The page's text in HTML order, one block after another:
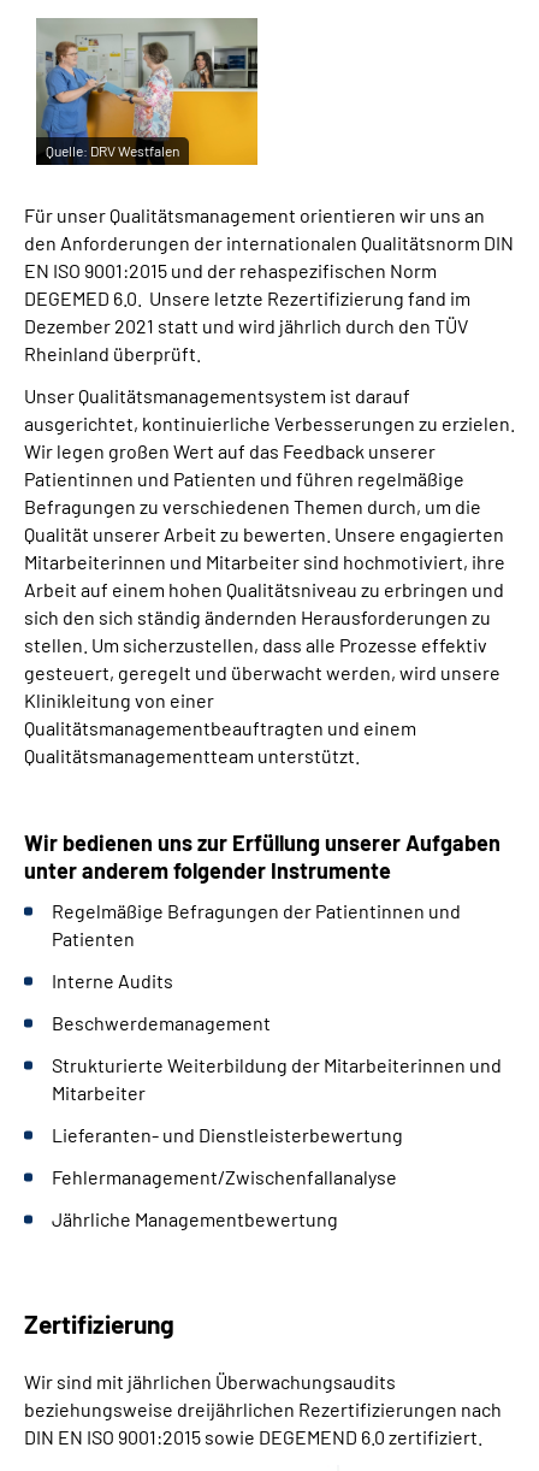
Quelle: DRV Westfalen
Für unser Qualitätsmanagement orientieren wir uns an
den Anforderungen der internationalen Qualitätsnorm DIN
EN ISO 9001:2015 und der rehaspezifischen Norm
DEGEMED 6.0. Unsere letzte Rezertifizierung fand im
Dezember 2021 statt und wird jährlich durch den TÜV
Rheinland überprüft.
Unser Qualitätsmanagementsystem ist darauf
ausgerichtet, kontinuierliche Verbesserungen zu erzielen.
Wir legen großen Wert auf das Feedback unserer
Patientinnen und Patienten und führen regelmäßige
Befragungen zu verschiedenen Themen durch, um die
Qualität unserer Arbeit zu bewerten. Unsere engagierten
Mitarbeiterinnen und Mitarbeiter sind hochmotiviert, ihre
Arbeit auf einem hohen Qualitätsniveau zu erbringen und
sich den sich ständig ändernden Herausforderungen zu
stellen. Um sicherzustellen, dass alle Prozesse effektiv
gesteuert, geregelt und überwacht werden, wird unsere
Klinikleitung von einer
Qualitätsmanagementbeauftragten und einem
Qualitätsmanagementteam unterstützt.
Wir bedienen uns zur Erfüllung unserer Aufgaben
unter anderem folgender Instrumente
Regelmäßige Befragungen der Patientinnen und
Patienten
Interne Audits
Beschwerdemanagement
Strukturierte Weiterbildung der Mitarbeiterinnen und
Mitarbeiter
Lieferanten- und Dienstleisterbewertung
Fehlermanagement/Zwischenfallanalyse
Jährliche Managementbewertung
Zertifizierung
Wir sind mit jährlichen Überwachungsaudits
beziehungsweise dreijährlichen Rezertifizierungen nach
DIN EN ISO 9001:2015 sowie DEGEMEND 6.0 zertifiziert.